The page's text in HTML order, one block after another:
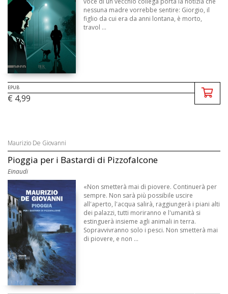
nessuna madre vorrebbe sentire: Giorgio, il
figlio da cui era da anni lontana, è morto,
travol ...
EPUB
€ 4,99
Maurizio De Giovanni
Pioggia per i Bastardi di Pizzofalcone
Einaudi
«Non smetterà mai di piovere. Continuerà per
sempre. Non sarà più possibile uscire
all'aperto, l'acqua salirà, raggiungerà i piani alti
dei palazzi, tutti moriranno e l'umanità si
estinguerà insieme agli animali in terra.
Sopravvivranno solo i pesci. Non smetterà mai
di piovere, e non ...